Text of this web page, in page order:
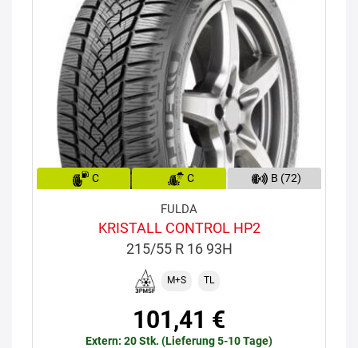
C C B (72)
FULDA
KRISTALL CONTROL HP2
215/55 R 16 93H
M+S TL
101,41 €
Extern: 20 Stk. (Lieferung 5-10 Tage)